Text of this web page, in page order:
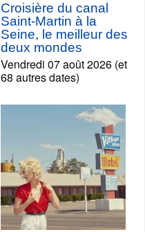
Croisière du canal
Saint-Martin à la
Seine, le meilleur des
deux mondes
Vendredi 07 août 2026 (et
68 autres dates)